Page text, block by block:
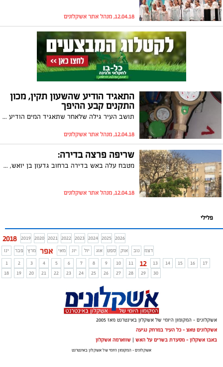
12.04.18, מנהל אתר אשקלונים
התאגיד הודיע שהשעון תקין, מכון
התקנים קבע ההיפך
תושב העיר גילה שלאחר שתאגיד המים הודיע לו ששעון המים שלו תקין, מכון התקנים שביצע את הבדיקה קבע שהשעון לא תקין. הוא פנה בדרישה לקבל החזר אך ללא הועיל. איציק נפש פנה במכתב התראה לעירייה וכספו הושב. העירייה: "ההחזרים הוחזרו עוד בטרם התערבות עו"ד"
12.04.18, מנהל אתר אשקלונים
שריפה פרצה בדירה:
מטבח עלה באש בדירה ברחוב גדעון בן יואש, בהמשך לדיווח הושגה שליטה על השריפה והאירוע הסתיים ללא נפגעים. חוקר שריפות החל בחקירת האירוע
12.04.18, מנהל אתר אשקלונים
פלילי
2018 2019 2020 2021 2022 2023 2024 2025 2026
ינו
פבר מרץ אפר מאי יונ יול אוג ספט אוק נוב
דצמ
1
2 3 4 5 6 7 8 9 10 11 12 13 14 15 16
17
18
19 20 21 22 23 24 25 26 27 28 29 30
אשקלונים - המקומון היומי של אשקלון באינטרנט מאז 2005
אשקלונים טאצ - כל העיר במרחק נגיעה
באבו אשקלון - מסעדת בשרים על האש | שווארמה אשקלון
אשקלונים - המקומון היומי של אשקלון באינטרנט